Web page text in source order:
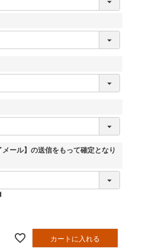
ール】の送信をもって確定となり
カートに入れる